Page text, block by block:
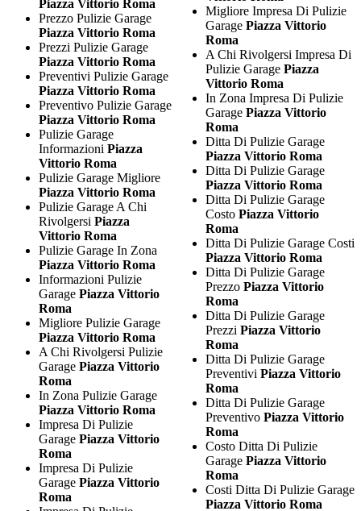
Piazza Vittorio Roma
Prezzo Pulizie Garage
Piazza Vittorio Roma
Prezzi Pulizie Garage
Piazza Vittorio Roma
Preventivi Pulizie Garage
Piazza Vittorio Roma
Preventivo Pulizie Garage
Piazza Vittorio Roma
Pulizie Garage
Informazioni Piazza
Vittorio Roma
Pulizie Garage Migliore
Piazza Vittorio Roma
Pulizie Garage A Chi
Rivolgersi Piazza
Vittorio Roma
Pulizie Garage In Zona
Piazza Vittorio Roma
Informazioni Pulizie
Garage Piazza Vittorio
Roma
Migliore Pulizie Garage
Piazza Vittorio Roma
A Chi Rivolgersi Pulizie
Garage Piazza Vittorio
Roma
In Zona Pulizie Garage
Piazza Vittorio Roma
Impresa Di Pulizie
Garage Piazza Vittorio
Roma
Impresa Di Pulizie
Garage Piazza Vittorio
Roma
Migliore Impresa Di Pulizie
Garage Piazza Vittorio
Roma
A Chi Rivolgersi Impresa Di
Pulizie Garage Piazza
Vittorio Roma
In Zona Impresa Di Pulizie
Garage Piazza Vittorio
Roma
Ditta Di Pulizie Garage
Piazza Vittorio Roma
Ditta Di Pulizie Garage
Piazza Vittorio Roma
Ditta Di Pulizie Garage
Costo Piazza Vittorio
Roma
Ditta Di Pulizie Garage Costi
Piazza Vittorio Roma
Ditta Di Pulizie Garage
Prezzo Piazza Vittorio
Roma
Ditta Di Pulizie Garage
Prezzi Piazza Vittorio
Roma
Ditta Di Pulizie Garage
Preventivi Piazza Vittorio
Roma
Ditta Di Pulizie Garage
Preventivo Piazza Vittorio
Roma
Costo Ditta Di Pulizie
Garage Piazza Vittorio
Roma
Costi Ditta Di Pulizie Garage
Piazza Vittorio Roma